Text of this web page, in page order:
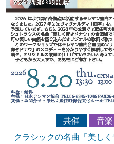
共催 音楽
クラシックの名曲「美し